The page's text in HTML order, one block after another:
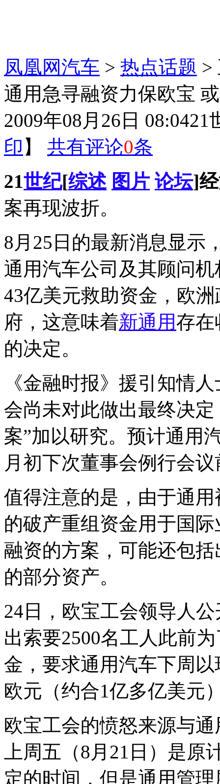
凤凰网汽车 > 热点话题 >
通用急寻融资力保欧宝
2009年08月26日 08:0421
印 】 共有评论0条
21世纪[综述 图片 论坛]
案再现波折。
8月25日的最新消息显示
通用汽车公司及其顾问
43亿美元救助资金，欧
府，这意味着新通用存在
的决定。
《金融时报》援引知情
会尚未对此做出最终决
案”加以研究。预计通用
月初下次董事会例行会
值得注意的是，由于通
的破产重组资金用于国
融资的方案，可能还包
的部分资产。
24日，欧宝工会领导人
出索要2500名工人此前
金，要求通用汽车下周
欧元（约合1亿多亿美元
欧宝工会的愤怒来源与
上周五（8月21日）是
定的时间，但是通用管